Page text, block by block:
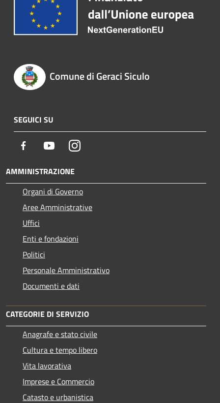
Comune di Geraci Siculo
SEGUICI SU
Facebook YoutubeInstagram
AMMINISTRAZIONE
Organi di Governo
Aree Amministrative
Uffici
Enti e fondazioni
Politici
Personale Amministrativo
Documenti e dati
CATEGORIE DI SERVIZIO
Anagrafe e stato civile
Cultura e tempo libero
Vita lavorativa
Imprese e Commercio
Catasto e urbanistica